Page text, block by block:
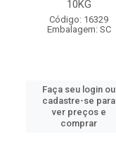
10KG
Código: 16329
Embalagem: SC
Faça seu login ou
cadastre-se para
ver preços e
comprar